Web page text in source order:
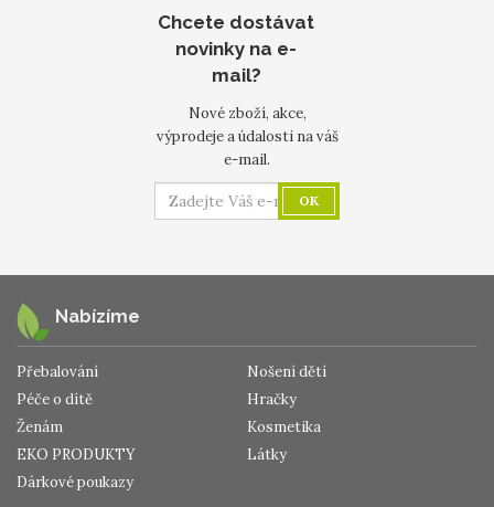
Chcete dostávat
novinky na e-
mail?
Nové zboží, akce,
výprodeje a údalosti na váš
e-mail.
OK
Nabízíme
Přebalování
Nošení dětí
Péče o dítě
Hračky
Ženám
Kosmetika
EKO PRODUKTY
Látky
Dárkové poukazy